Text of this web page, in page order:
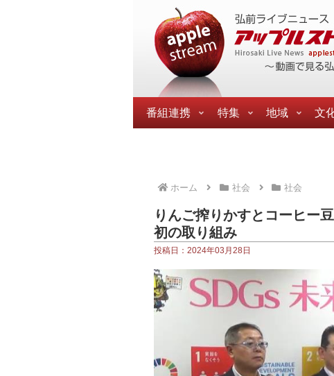
番組連携 特集 地域 文
ホーム 社会 社会
りんご搾りかすとコーヒー
初の取り組み
投稿日：2024年03月28日